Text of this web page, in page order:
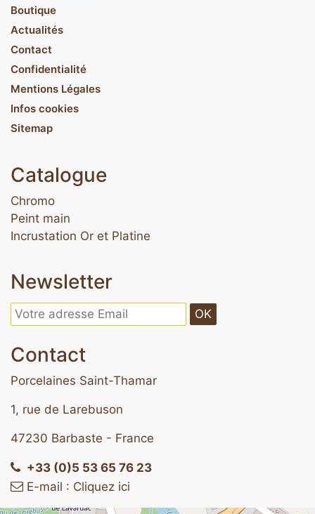
Boutique
Actualités
Contact
Confidentialité
Mentions Légales
Infos cookies
Sitemap
Catalogue
Chromo
Peint main
Incrustation Or et Platine
Newsletter
OK
Contact
Porcelaines Saint-Thamar
1, rue de Larebuson
47230 Barbaste - France
+33 (0)5 53 65 76 23
E-mail : Cliquez ici